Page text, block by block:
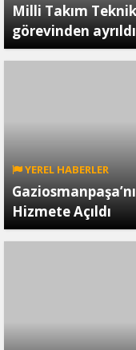
Milli Takım
görevinden ayrıldı
YEREL HABERLER
Hizmete Açıldı